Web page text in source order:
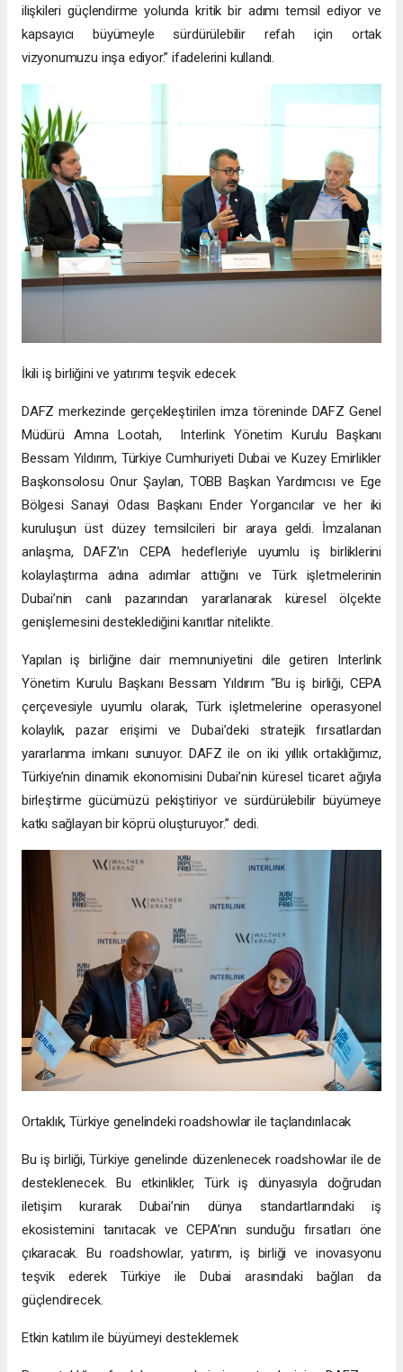
ilişkileri güçlendirme yolunda kritik bir adımı temsil ediyor ve
kapsayıcı büyümeyle sürdürülebilir refah için ortak
vizyonumuzu inşa ediyor.” ifadelerini kullandı.
İkili iş birliğini ve yatırımı teşvik edecek
DAFZ merkezinde gerçekleştirilen imza töreninde DAFZ Genel
Müdürü Amna Lootah, Interlink Yönetim Kurulu Başkanı
Bessam Yıldırım, Türkiye Cumhuriyeti Dubai ve Kuzey Emirlikler
Başkonsolosu Onur Şaylan, TOBB Başkan Yardımcısı ve Ege
Bölgesi Sanayi Odası Başkanı Ender Yorgancılar ve her iki
kuruluşun üst düzey temsilcileri bir araya geldi. İmzalanan
anlaşma, DAFZ’ın CEPA hedefleriyle uyumlu iş birliklerini
kolaylaştırma adına adımlar attığını ve Türk işletmelerinin
Dubai’nin canlı pazarından yararlanarak küresel ölçekte
genişlemesini desteklediğini kanıtlar nitelikte.
Yapılan iş birliğine dair memnuniyetini dile getiren Interlink
Yönetim Kurulu Başkanı Bessam Yıldırım “Bu iş birliği, CEPA
çerçevesiyle uyumlu olarak, Türk işletmelerine operasyonel
kolaylık, pazar erişimi ve Dubai’deki stratejik fırsatlardan
yararlanma imkanı sunuyor. DAFZ ile on iki yıllık ortaklığımız,
Türkiye’nin dinamik ekonomisini Dubai’nin küresel ticaret ağıyla
birleştirme gücümüzü pekiştiriyor ve sürdürülebilir büyümeye
katkı sağlayan bir köprü oluşturuyor.” dedi.
Ortaklık, Türkiye genelindeki roadshowlar ile taçlandırılacak
Bu iş birliği, Türkiye genelinde düzenlenecek roadshowlar ile de
desteklenecek. Bu etkinlikler, Türk iş dünyasıyla doğrudan
iletişim kurarak Dubai’nin dünya standartlarındaki iş
ekosistemini tanıtacak ve CEPA’nın sunduğu fırsatları öne
çıkaracak. Bu roadshowlar, yatırım, iş birliği ve inovasyonu
teşvik ederek Türkiye ile Dubai arasındaki bağları da
güçlendirecek.
Etkin katılım ile büyümeyi desteklemek